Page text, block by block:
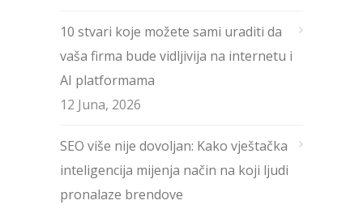
10 stvari koje možete sami uraditi da
vaša firma bude vidljivija na internetu i
AI platformama
12 Juna, 2026
SEO više nije dovoljan: Kako vještačka
inteligencija mijenja način na koji ljudi
pronalaze brendove